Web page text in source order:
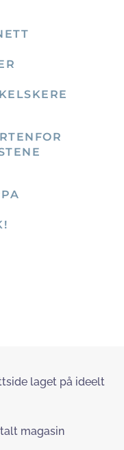
laget på ideelt
magasin